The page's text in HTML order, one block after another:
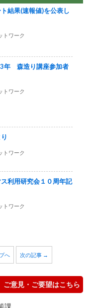
結果(速報値)を公表し
トワーク
年 森造り講座参加者
トワーク
トワーク
利用研究会１０周年記
トワーク
へ 次の記事 →
ご意見・ご要望はこちら
課